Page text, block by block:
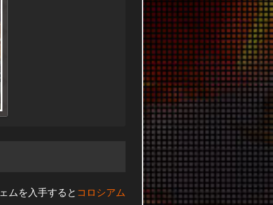
ムを入手すると コロシアム